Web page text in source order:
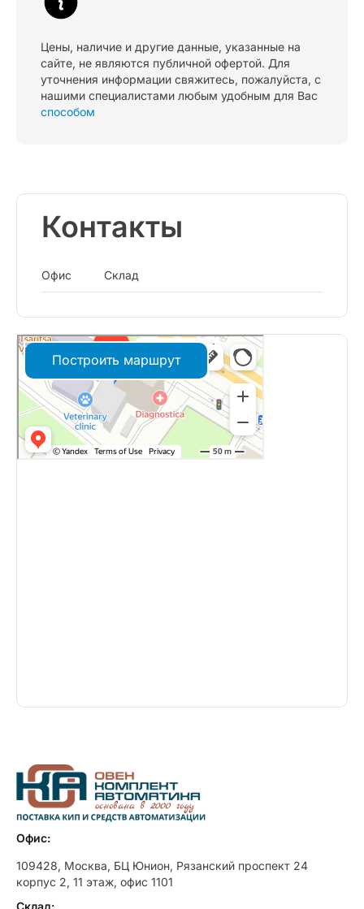
Цены, наличие и другие данные, указанные на
сайте, не являются публичной офертой. Для
уточнения информации свяжитесь, пожалуйста, с
нашими специалистами любым удобным для Вас
способом
Контакты
Офис Склад
Построить маршрут
Офис:
109428, Москва, БЦ Юнион, Рязанский проспект 24
корпус 2, 11 этаж, офис 1101